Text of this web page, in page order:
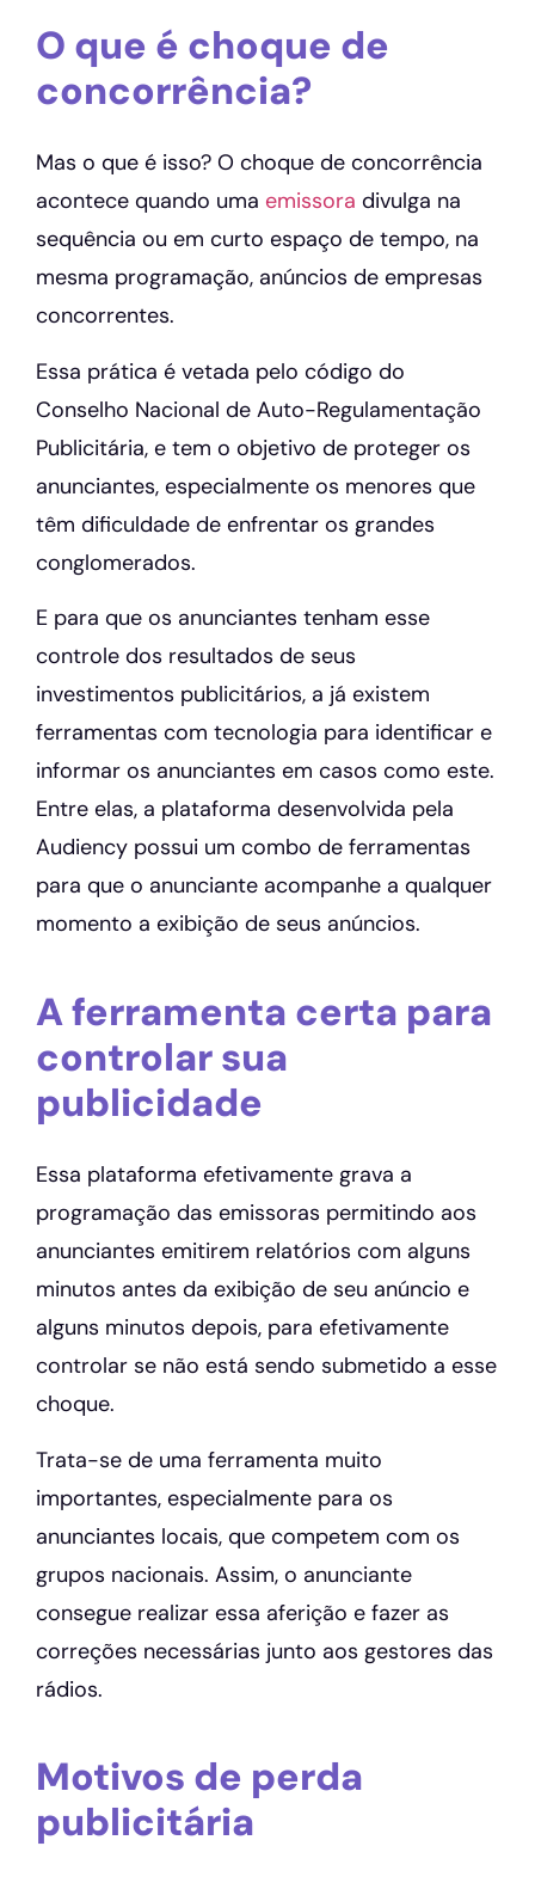
O que é choque de
concorrência?
Mas o que é isso? O choque de concorrência
acontece quando uma emissora divulga na
sequência ou em curto espaço de tempo, na
mesma programação, anúncios de empresas
concorrentes.
Essa prática é vetada pelo código do
Conselho Nacional de Auto-Regulamentação
Publicitária, e tem o objetivo de proteger os
anunciantes, especialmente os menores que
têm dificuldade de enfrentar os grandes
conglomerados.
E para que os anunciantes tenham esse
controle dos resultados de seus
investimentos publicitários, a já existem
ferramentas com tecnologia para identificar e
informar os anunciantes em casos como este.
Entre elas, a plataforma desenvolvida pela
Audiency possui um combo de ferramentas
para que o anunciante acompanhe a qualquer
momento a exibição de seus anúncios.
A ferramenta certa para
controlar sua
publicidade
Essa plataforma efetivamente grava a
programação das emissoras permitindo aos
anunciantes emitirem relatórios com alguns
minutos antes da exibição de seu anúncio e
alguns minutos depois, para efetivamente
controlar se não está sendo submetido a esse
choque.
Trata-se de uma ferramenta muito
importantes, especialmente para os
anunciantes locais, que competem com os
grupos nacionais. Assim, o anunciante
consegue realizar essa aferição e fazer as
correções necessárias junto aos gestores das
rádios.
Motivos de perda
publicitária